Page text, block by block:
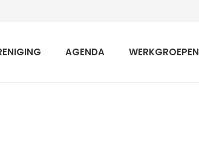
AGENDA WERKGROEPEN